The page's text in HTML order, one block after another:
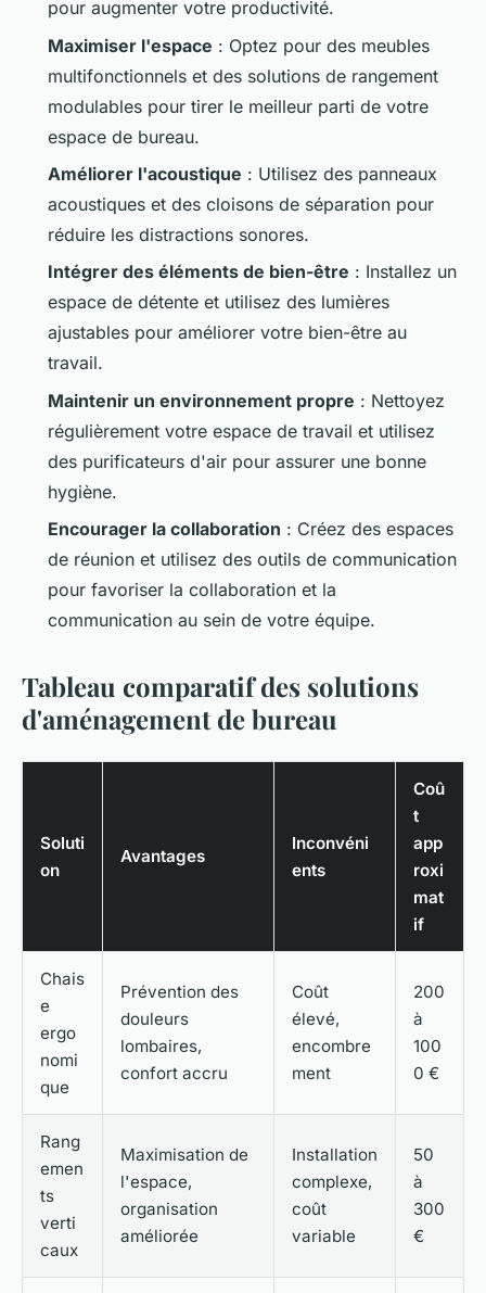
pour augmenter votre productivité.
Maximiser l'espace : Optez pour des meubles
multifonctionnels et des solutions de rangement
modulables pour tirer le meilleur parti de votre
espace de bureau.
Améliorer l'acoustique : Utilisez des panneaux
acoustiques et des cloisons de séparation pour
réduire les distractions sonores.
Intégrer des éléments de bien-être : Installez un
espace de détente et utilisez des lumières
ajustables pour améliorer votre bien-être au
travail.
Maintenir un environnement propre : Nettoyez
régulièrement votre espace de travail et utilisez
des purificateurs d'air pour assurer une bonne
hygiène.
Encourager la collaboration : Créez des espaces
de réunion et utilisez des outils de communication
pour favoriser la collaboration et la
communication au sein de votre équipe.
Tableau comparatif des solutions
d'aménagement de bureau
Soluti
on
Avantages
Inconvéni
ents
Coû
t
app
roxi
mat
if
Chais
e
ergo
nomi
que
Prévention des
douleurs
lombaires,
confort accru
Coût
élevé,
encombre
ment
200
à
100
0 €
Rang
emen
ts
verti
caux
Maximisation de
l'espace,
organisation
améliorée
Installation
complexe,
coût
variable
50
à
300
€